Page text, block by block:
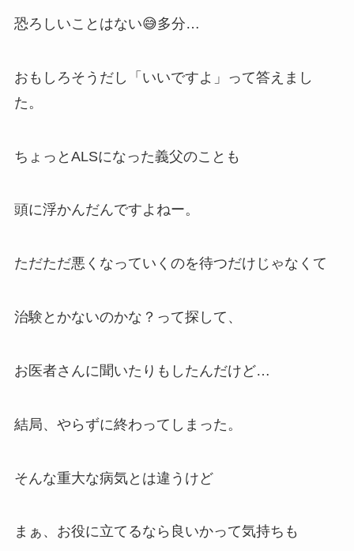
恐ろしいことはない😅多分…
おもしろそうだし「いいですよ」って答えまし
た。
ちょっとALSになった義父のことも
頭に浮かんだんですよねー。
ただただ悪くなっていくのを待つだけじゃなくて
治験とかないのかな？って探して、
お医者さんに聞いたりもしたんだけど…
結局、やらずに終わってしまった。
そんな重大な病気とは違うけど
まぁ、お役に立てるなら良いかって気持ちも